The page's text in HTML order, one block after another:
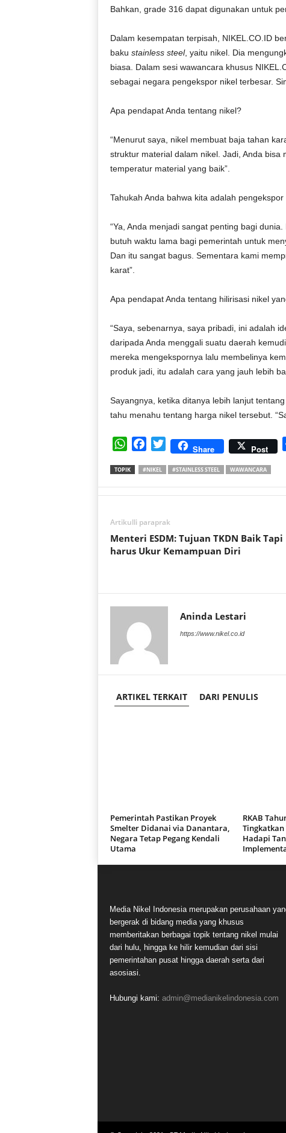
Bahkan, grade 316 dapat digunakan untuk
Dalam kesempatan terpisah, NIKEL.CO.ID
baku stainless steel, yaitu nikel. Dia
biasa. Dalam sesi wawancara khusus
sebagai negara pengekspor nikel terbesar.
Apa pendapat Anda tentang nikel?
“Menurut saya, nikel membuat baja tahan
struktur material dalam nikel. Jadi, Anda
temperatur material yang baik”.
Tahukah Anda bahwa kita adalah
“Ya, Anda menjadi sangat penting bagi
butuh waktu lama bagi pemerintah untuk
Dan itu sangat bagus. Sementara kami
karat”.
Apa pendapat Anda tentang hilirisasi nikel
“Saya, sebenarnya, saya pribadi, ini adalah
daripada Anda menggali suatu daerah
mereka mengekspornya lalu membelinya
produk jadi, itu adalah cara yang jauh lebih
Sayangnya, ketika ditanya lebih lanjut tentang
tahu menahu tentang harga nikel tersebut.
W
a
t
p
c
e
k
T
i
t
Share Post
TOPIK #NIKEL #STAINLESS STEEL WAWANCARA
Artikulli paraprak
Menteri ESDM: Tujuan TKDN Baik Tapi
harus Ukur Kemampuan Diri
Aninda Lestari
https://www.nikel.co.id
ARTIKEL TERKAIT DARI PENULIS
Pemerintah Pastikan Proyek
Smelter Didanai via Danantara,
Negara Tetap Pegang Kendali
Utama
RKAB
Hadapi
Media Nikel Indonesia merupakan perusahaan
bergerak di bidang media yang khusus
memberitakan berbagai topik tentang nikel mulai
dari hulu, hingga ke hilir kemudian dari sisi
pemerintahan pusat hingga daerah serta dari
asosiasi.
Hubungi kami: admin@medianikelindonesia.com